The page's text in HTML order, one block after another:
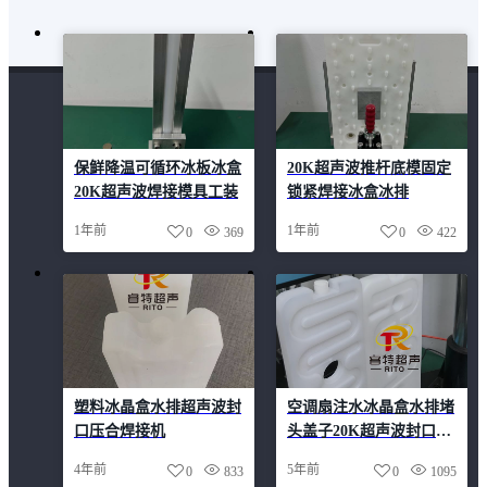
保鲜降温可循环冰板冰盒
20K超声波焊接模具工装
1年前 369
0
20K超声波推杆底模固定
锁紧焊接冰盒冰排
1年前 422
0
塑料冰晶盒水排超声波封
口压合焊接机
4年前 833
0
空调扇注水冰晶盒水排堵
头盖子20K超声波封口焊
5年前 1095
0